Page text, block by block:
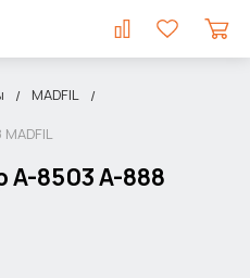
MADFIL
8503 A-888